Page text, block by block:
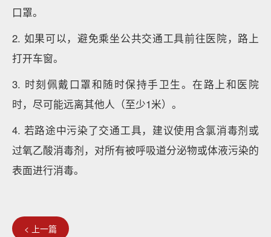
口罩。
2. 如果可以，避免乘坐公共交通工具前往医院，路上
打开车窗。
3. 时刻佩戴口罩和随时保持手卫生。在路上和医院
时，尽可能远离其他人（至少1米）。
4. 若路途中污染了交通工具，建议使用含氯消毒剂或
过氧乙酸消毒剂，对所有被呼吸道分泌物或体液污染的
表面进行消毒。
< 上一篇